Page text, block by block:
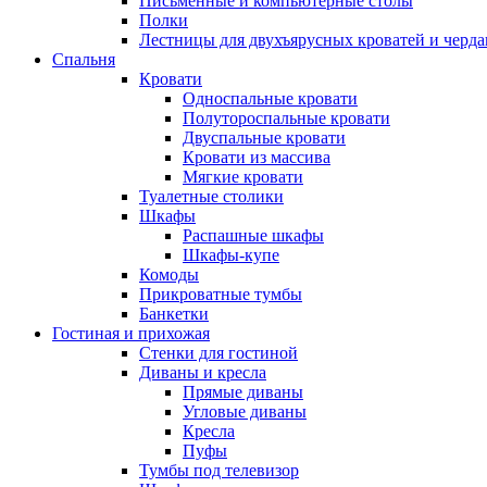
Полки
Лестницы для двухъярусных кроватей и
Спальня
Кровати
Односпальные кровати
Полутороспальные кровати
Двуспальные кровати
Кровати из массива
Мягкие кровати
Туалетные столики
Шкафы
Распашные шкафы
Шкафы-купе
Комоды
Прикроватные тумбы
Банкетки
Гостиная и прихожая
Стенки для гостиной
Диваны и кресла
Прямые диваны
Угловые диваны
Кресла
Пуфы
Тумбы под телевизор